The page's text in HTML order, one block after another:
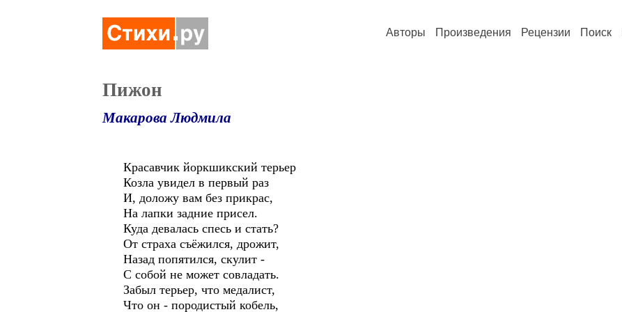
Авторы Произведения Рецензии Поиск
Пижон
Макарова Людмила
Красавчик йоркшикский терьер
Козла увидел в первый раз
И, доложу вам без прикрас,
На лапки задние присел.
Куда девалась спесь и стать?
От страха съёжился, дрожит,
Назад попятился, скулит -
С собой не может совладать.
Забыл терьер, что медалист,
Что он - породистый кобель,